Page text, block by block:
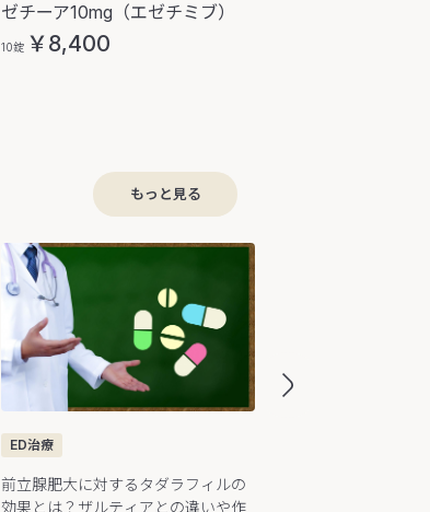
ゼチーア10mg（エゼチミブ）
10錠 ￥8,400
もっと見る
ED治療
前立腺肥大に対するタダラフィルの
効果とは？ザルティアとの違いや作